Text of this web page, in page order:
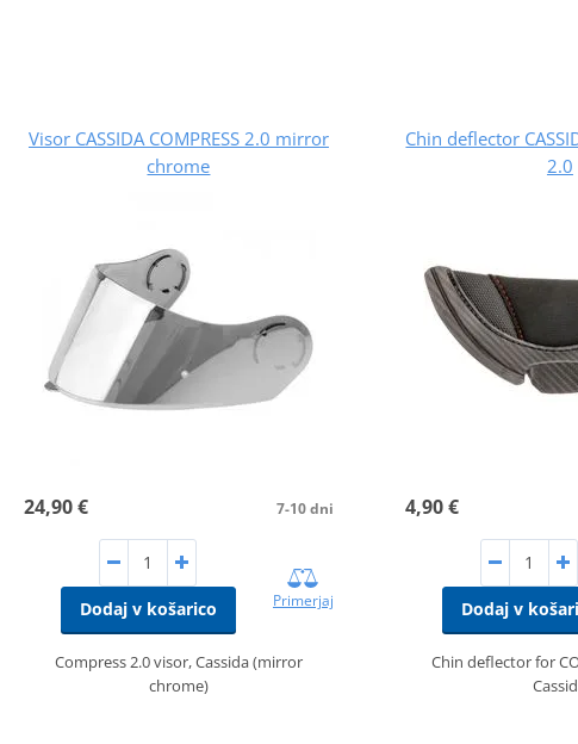
Visor CASSIDA COMPRESS 2.0 mirror
chrome
24,90 € 7-10 dni
Dodaj v košarico Primerjaj
Compress 2.0 visor, Cassida (mirror
chrome)
Chin deflector
2.0
4,90 €
Dodaj v
Chin deflector for